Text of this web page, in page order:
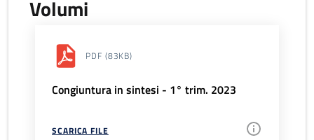
Volumi
PDF (83KB)
Congiuntura in sintesi - 1° trim. 2023
SCARICA FILE